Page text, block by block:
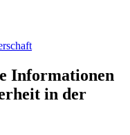
Informationen
in der